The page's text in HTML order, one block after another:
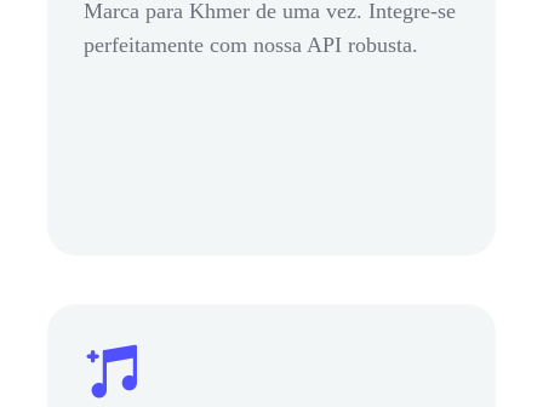
Marca para Khmer de uma vez. Integre-se
perfeitamente com nossa API robusta.